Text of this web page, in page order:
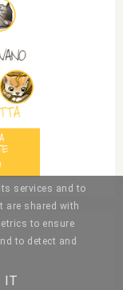
services and to
are shared with
to ensure
to detect and
IT